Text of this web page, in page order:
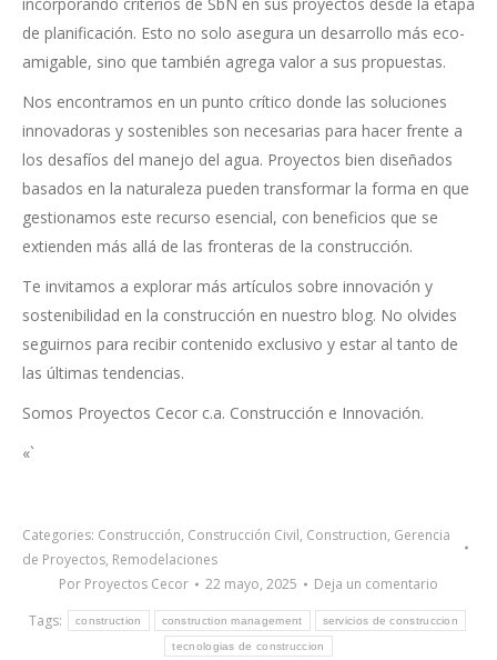
de planificación. Esto no solo asegura un desarrollo más eco-
amigable, sino que también agrega valor a sus propuestas.
Nos encontramos en un punto crítico donde las soluciones
innovadoras y sostenibles son necesarias para hacer frente a
los desafíos del manejo del agua. Proyectos bien diseñados
basados en la naturaleza pueden transformar la forma en que
gestionamos este recurso esencial, con beneficios que se
extienden más allá de las fronteras de la construcción.
Te invitamos a explorar más artículos sobre innovación y
sostenibilidad en la construcción en nuestro blog. No olvides
seguirnos para recibir contenido exclusivo y estar al tanto de
las últimas tendencias.
Somos Proyectos Cecor c.a. Construcción e Innovación.
«`
Categories: Construcción, Construcción Civil, Construction, Gerencia
de Proyectos, Remodelaciones
Por Proyectos Cecor 22 mayo, 2025
Deja un comentario
Tags:
construction construction management servicios de construccion
tecnologias de construccion